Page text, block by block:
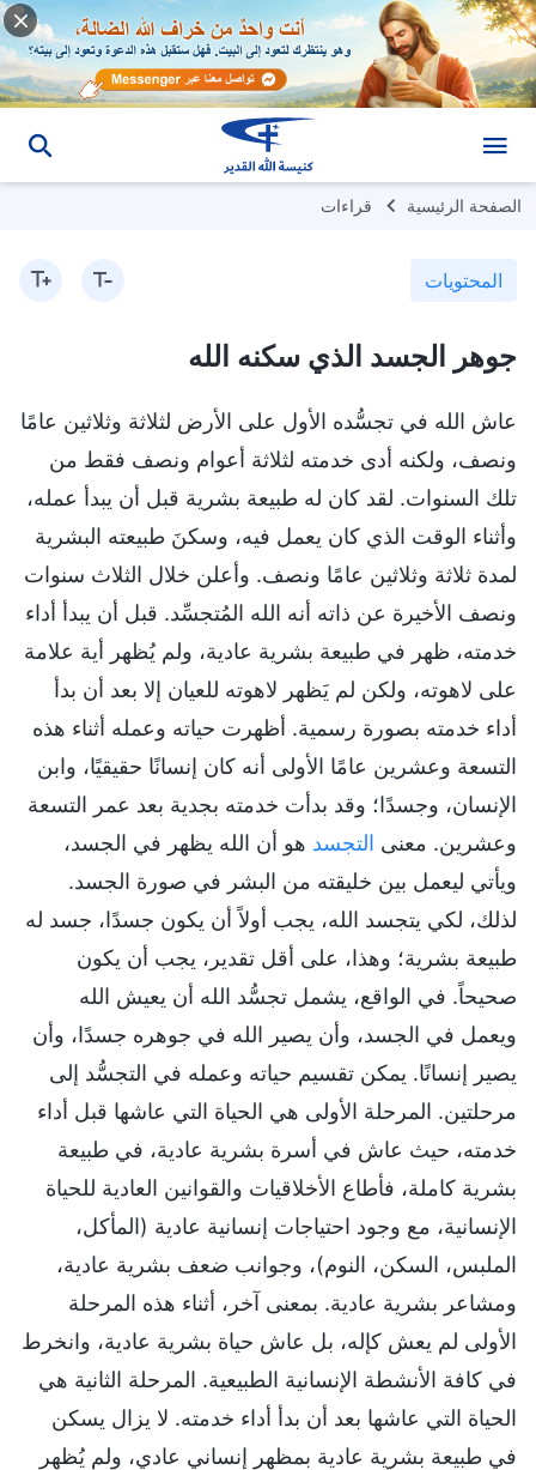
الصفحة الرئيسية قراءات
المحتويات
جوهر الجسد الذي سكنه الله
عاش الله في تجسُّده الأول على الأرض لثلاثة وثلاثين عامًا
ونصف، ولكنه أدى خدمته لثلاثة أعوام ونصف فقط من
تلك السنوات. لقد كان له طبيعة بشرية قبل أن يبدأ عمله،
وأثناء الوقت الذي كان يعمل فيه، وسكنَ طبيعته البشرية
لمدة ثلاثة وثلاثين عامًا ونصف. وأعلن خلال الثلاث سنوات
ونصف الأخيرة عن ذاته أنه الله المُتجسِّد. قبل أن يبدأ أداء
خدمته، ظهر في طبيعة بشرية عادية، ولم يُظهر أية علامة
على لاهوته، ولكن لم يَظهر لاهوته للعيان إلا بعد أن بدأ
أداء خدمته بصورة رسمية. أظهرت حياته وعمله أثناء هذه
التسعة وعشرين عامًا الأولى أنه كان إنسانًا حقيقيًا، وابن
الإنسان، وجسدًا؛ وقد بدأت خدمته بجدية بعد عمر التسعة
وعشرين. معنى التجسد هو أن الله يظهر في الجسد،
ويأتي ليعمل بين خليقته من البشر في صورة الجسد.
لذلك، لكي يتجسد الله، يجب أولاً أن يكون جسدًا، جسد له
طبيعة بشرية؛ وهذا، على أقل تقدير، يجب أن يكون
صحيحاً. في الواقع، يشمل تجسُّد الله أن يعيش الله
ويعمل في الجسد، وأن يصير الله في جوهره جسدًا، وأن
يصير إنسانًا. يمكن تقسيم حياته وعمله في التجسُّد إلى
مرحلتين. المرحلة الأولى هي الحياة التي عاشها قبل أداء
خدمته، حيث عاش في أسرة بشرية عادية، في طبيعة
بشرية كاملة، فأطاع الأخلاقيات والقوانين العادية للحياة
الإنسانية، مع وجود احتياجات إنسانية عادية (المأكل،
الملبس، السكن، النوم)، وجوانب ضعف بشرية عادية،
ومشاعر بشرية عادية. بمعنى آخر، أثناء هذه المرحلة
الأولى لم يعش كإله، بل عاش حياة بشرية عادية، وانخرط
في كافة الأنشطة الإنسانية الطبيعية. المرحلة الثانية هي
الحياة التي عاشها بعد أن بدأ أداء خدمته. لا يزال يسكن
في طبيعة بشرية عادية بمظهر إنساني عادي، ولم يُظهر